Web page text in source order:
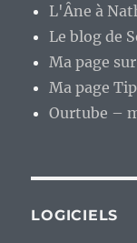
L'Âne à
Le blog de
Ma page
Ma page
Ourtube –
LOGICIELS